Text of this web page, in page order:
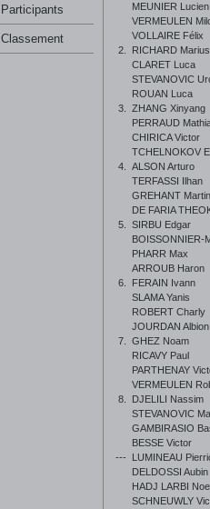
Participants
Classement
MEUNIER Lucien
VERMEULEN
VOLLAIRE Félix
2. RICHARD Marius
CLARET Luca
STEVANOVIC
ROUAN Luca
3. ZHANG Xinyang
PERRAUD
CHIRICA Victor
TCHELNOKOV
4. ALSON Arturo
TERFASSI Ilhan
GREHANT Martin
DE FARIA
5. SIRBU Edgar
BOISSONNIER-
PHARR Max
ARROUB Haron
6. FERAIN Ivann
SLAMA Yanis
ROBERT Charly
JOURDAN Albion
7. GHEZ Noam
RICAVY Paul
PARTHENAY
VERMEULEN
8. DJELILI Nassim
STEVANOVIC
GAMBIRASIO
BESSE Victor
--- LUMINEAU
DELDOSSI Aubin
HADJ LARBI Noe
SCHNEUWLY